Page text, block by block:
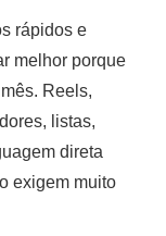
rápidos e
melhor porque
Reels,
listas,
direta
exigem muito